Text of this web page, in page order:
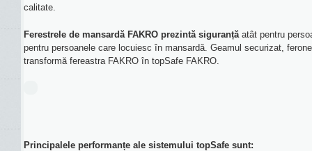
calitate.
Ferestrele de mansardă FAKRO prezintă siguranță atât pentru
pentru persoanele care locuiesc în mansardă. Geamul securizat,
transformă fereastra FAKRO în topSafe FAKRO.
Principalele performanțe ale sistemului topSafe sunt: